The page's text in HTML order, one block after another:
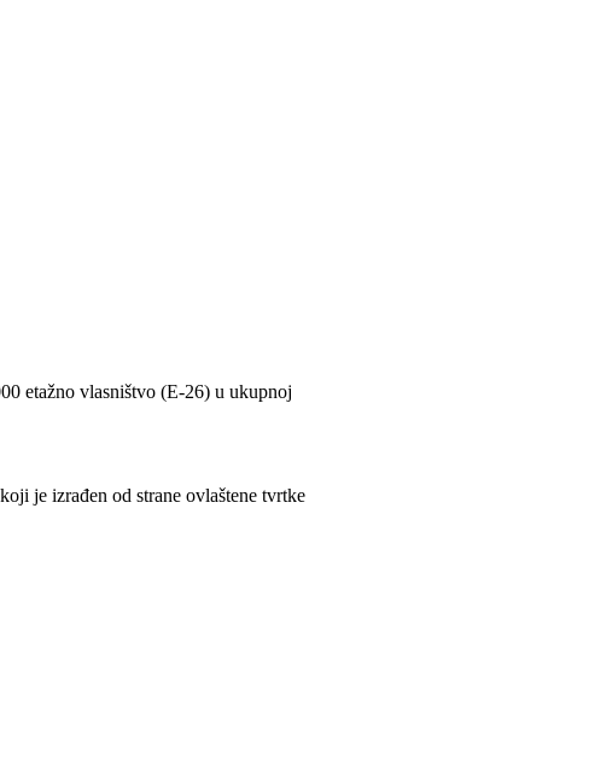
etažno vlasništvo (E-26) u ukupnoj
je izrađen od strane ovlaštene tvrtke